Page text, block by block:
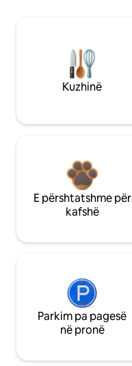
Kuzhinë
E përshtatshme për
kafshë
Parkim pa pagesë
në pronë